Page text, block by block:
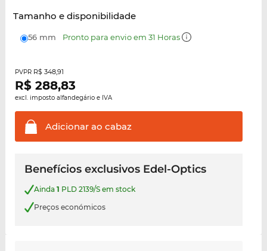
Tamanho e disponibilidade
56 mm Pronto para envio em 31 Horas
PVPR R$ 348,91
R$ 288,83
excl. imposto alfandegário e IVA
Adicionar ao cabaz
Benefícios exclusivos Edel-Optics
Ainda 1 PLD 2139/S em stock
Preços económicos